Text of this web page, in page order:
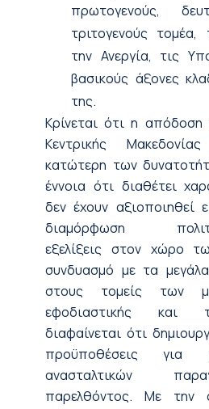
πρωτογενούς,
τριτογενούς τομέα,
την Ανεργία, τις
βασικούς άξονες
της.
Κρίνεται ότι η απόδοση
Κεντρικής
κατώτερη των
έννοια ότι διαθέτει
δεν έχουν
διαμόρφωση
εξελίξεις στον χώρο
συνδυασμό με τα
στους τομείς των
εφοδιαστικής και
διαφαίνεται ότι
προϋποθέσεις για
ανασταλτικών
παρελθόντος. Με την